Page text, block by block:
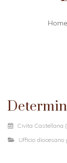
Home
Civita Castellana
Ufficio diocesano